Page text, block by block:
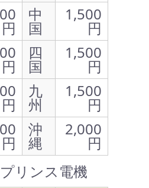
円
中
国
1,500
円
円
四
国
1,500
円
円
九
州
1,500
円
円
沖
縄
2,000
円
リンス電機